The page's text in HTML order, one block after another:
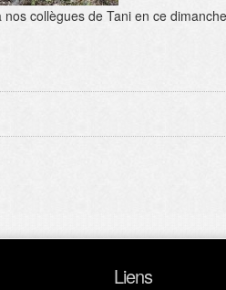
collègues de Tani en ce
Liens